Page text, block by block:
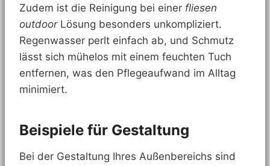
Zudem ist die Reinigung bei einer fliesen
outdoorLösung besonders unkompliziert.
Regenwasser perlt einfach ab, und Schmutz
lässt sich mühelos mit einem feuchten Tuch
entfernen, was den Pflegeaufwand im Alltag
minimiert.
Beispiele für Gestaltung
Bei der Gestaltung Ihres Außenbereichs sind